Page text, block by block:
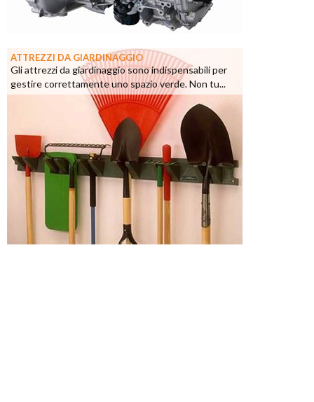
ATTREZZI DA GIARDINAGGIO
Gli attrezzi da giardinaggio sono indispensabili per
gestire correttamente uno spazio verde. Non tu...